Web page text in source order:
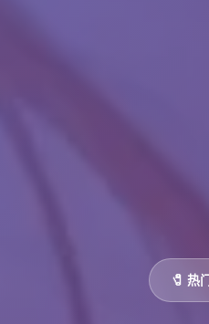
🧷 热